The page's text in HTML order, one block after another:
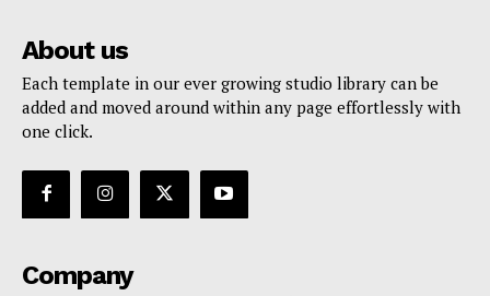
About us
Each template in our ever growing studio library can be
added and moved around within any page effortlessly with
one click.
Company